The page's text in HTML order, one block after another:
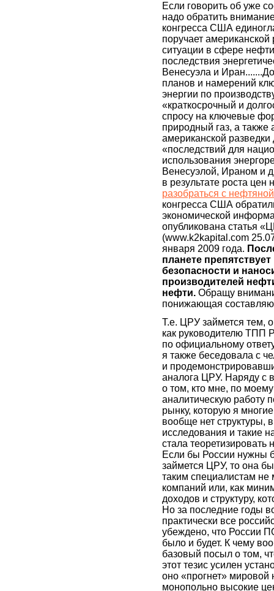
Если говорить об уже
надо обратить
конгресса США
поручает
ситуации в сфере
последствия
Венесуэла и
планов и намерений
энергии по
«краткосрочный и
спросу на ключевые
природный газ, а также
американской разведки
«последствий для
использования
Венесуэлой, Ираном и
в результате роста цен
разобраться с
конгресса США
экономической
опубликована статья
(www.k2kapital.com
января 2009 года.
планете
безопасности и
производителей
нефти. Обращу
понижающая
Т.е. ЦРУ займется тем,
как руководителю ТПП
по официальному
я также беседовала с
и
аналога ЦРУ. Наряду с
о том, кто мне, по
аналитическую работу
рынку, которую я
вообще нет структуры,
исследования и такие
стала теоретизировать
Если бы России нужны
займется ЦРУ, то она
таким специалистам
компаний или, как
доходов и структуру,
Но за последние годы
практически все
убеждено, что России
было и будет. К чему
базовый посыл о том,
этот тезис усилен
оно «прогнет» мировой
монопольно высокие